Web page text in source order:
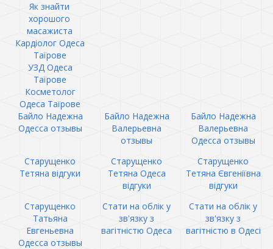
Як знайти
хорошого
масажиста
Кардіолог Одеса
Таїрове
УЗД Одеса
Таїрове
Косметолог
Одеса Таїрове
Байло Надежна
Одесса отзывы
Байло Надежна
Валерьевна
отзывы
Байло Надежна
Валерьевна
Одесса отзывы
Старущенко
Тетяна відгуки
Старущенко
Тетяна Одеса
відгуки
Старущенко
Тетяна Євгеніївна
відгуки
Старущенко
Татьяна
Евгеньевна
Одесса отзывы
Стати на облік у
зв'язку з
вагітністю Одеса
Стати на облік у
зв'язку з
вагітністю в Одесі